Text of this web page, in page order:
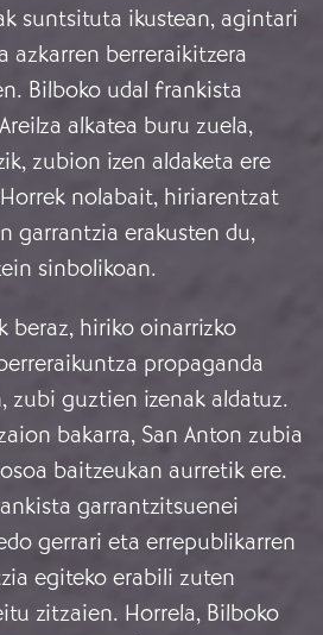
suntsituta ikustean, agintari
azkarren berreraikitzera
Bilboko udal frankista
alkatea buru zuela,
zubion izen aldaketa ere
nolabait, hiriarentzat
garrantzia erakusten du,
sinbolikoan.
beraz, hiriko oinarrizko
propaganda
zubi guztien izenak aldatuz.
bakarra, San Anton zubia
baitzeukan aurretik ere.
garrantzitsuenei
gerrari eta errepublikarren
egiteko erabili zuten
zitzaien. Horrela, Bilboko